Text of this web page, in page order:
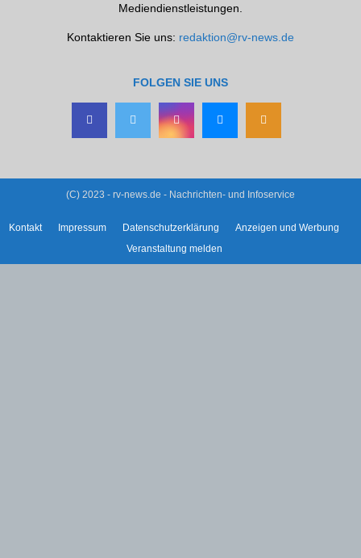
Mediendienstleistungen.
Kontaktieren Sie uns: redaktion@rv-news.de
FOLGEN SIE UNS
(C) 2023 - rv-news.de - Nachrichten- und Infoservice
Kontakt Impressum Datenschutzerklärung
Anzeigen und Werbung
Veranstaltung melden